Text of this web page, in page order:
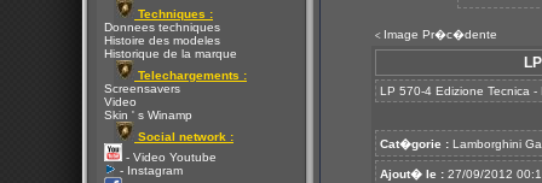
Techniques :
Donnees techniques
Histoire des modeles
Historique de la marque
Telechargements :
Screensavers
Video
Skin ' s Winamp
Social network :
- Video Youtube
- Instagram
< Image Pr�c�dente
LP 570-4 Edizione Tecnica
Cat�gorie : Lamborghini
Ajout� le : 27/09/2012